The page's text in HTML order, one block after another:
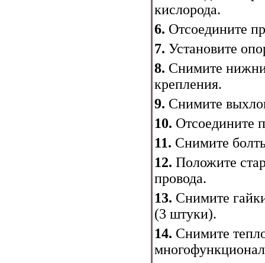
кислорода.
6. Отсоедините
7. Установите
8. Снимите
крепления.
9. Снимите
10. Отсоедините
11. Снимите
12. Положите
провода.
13. Снимите
(3 штуки).
14. Снимите